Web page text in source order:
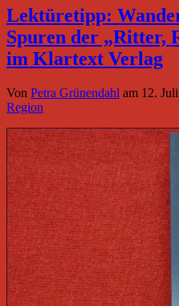
Lektüretipp:
Spuren der „Ritter,
im Klartext Verlag
Von Petra Grünendahl am 12.
Region